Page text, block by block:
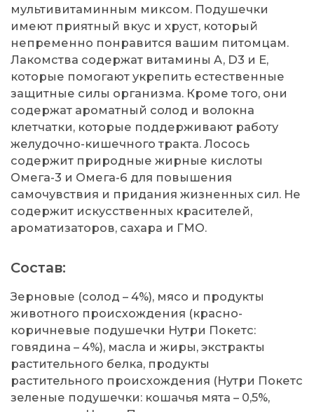
мультивитаминным миксом. Подушечки
имеют приятный вкус и хруст, который
непременно понравится вашим питомцам.
Лакомства содержат витамины A, D3 и E,
которые помогают укрепить естественные
защитные силы организма. Кроме того, они
содержат ароматный солод и волокна
клетчатки, которые поддерживают работу
желудочно-кишечного тракта. Лосось
содержит природные жирные кислоты
Омега-3 и Омега-6 для повышения
самочувствия и придания жизненных сил. Не
содержит искусственных красителей,
ароматизаторов, сахара и ГМО.
Состав:
Зерновые (солод – 4%), мясо и продукты
животного происхождения (красно-
коричневые подушечки Нутри Покетс:
говядина – 4%), масла и жиры, экстракты
растительного белка, продукты
растительного происхождения (Нутри Покетс
зеленые подушечки: кошачья мята – 0,5%,